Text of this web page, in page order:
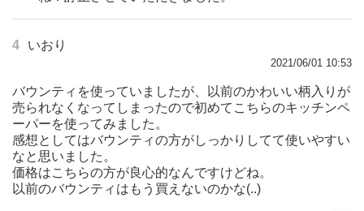
4 いおり
2021/06/01 10:53
バウンティを使っていましたが、以前のかわいい柄入りが
売られなくなってしまったので初めてこちらのキッチンペ
ーパーを使ってみました。
感想としてはバウンティの方がしっかりしてて使いやすい
なと思いました。
価格はこちらの方が良心的なんですけどね。
以前のバウンティはもう買えないのかな(..)